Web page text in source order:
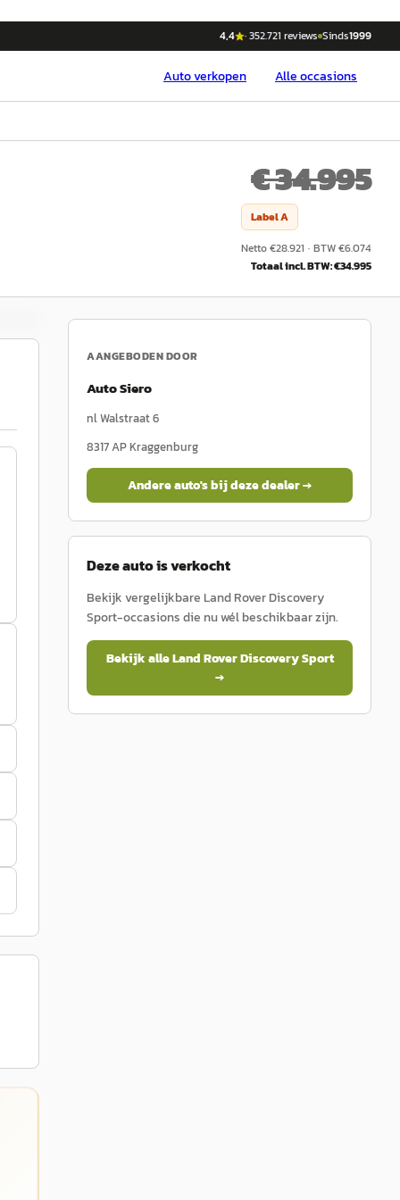
4,4 ·352.721 reviews Sinds1999
Autoverkopen Alle occasions
€ 34.995
LabelA
Netto €28.921 · BTW €6.074
Totaal incl. BTW: €34.995
AANGEBODEN DOOR
Auto Siero
nl Walstraat 6
8317 APKraggenburg
Andere auto's bij deze dealer →
Deze auto is verkocht
Bekijk vergelijkbare Land RoverDiscovery
Sport-occasions die nu wél beschikbaar zijn.
Bekijk alleLand RoverDiscovery Sport
→